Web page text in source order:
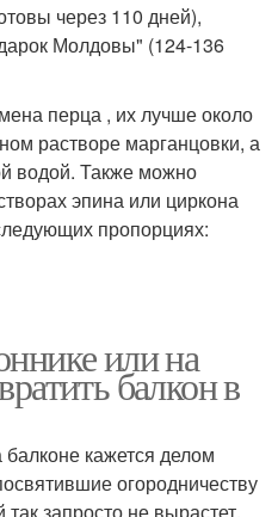
через 110 дней),
Молдовы" (124-136
перца , их лучше около
растворе марганцовки, а
водой. Также можно
эпина или циркона
пропорциях:
или на
балкон в
кажется делом
огородничеству
запросто не вырастет.